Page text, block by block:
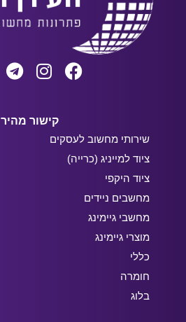
קישור מהיר
שירותי מחשוב לעסקים
ציוד למייניג (כרייה)
ציוד היקפי
מחשבים ניידים
מחשבי גיימינג
מוצרי גיימינג
כללי
חומרה
בלוג